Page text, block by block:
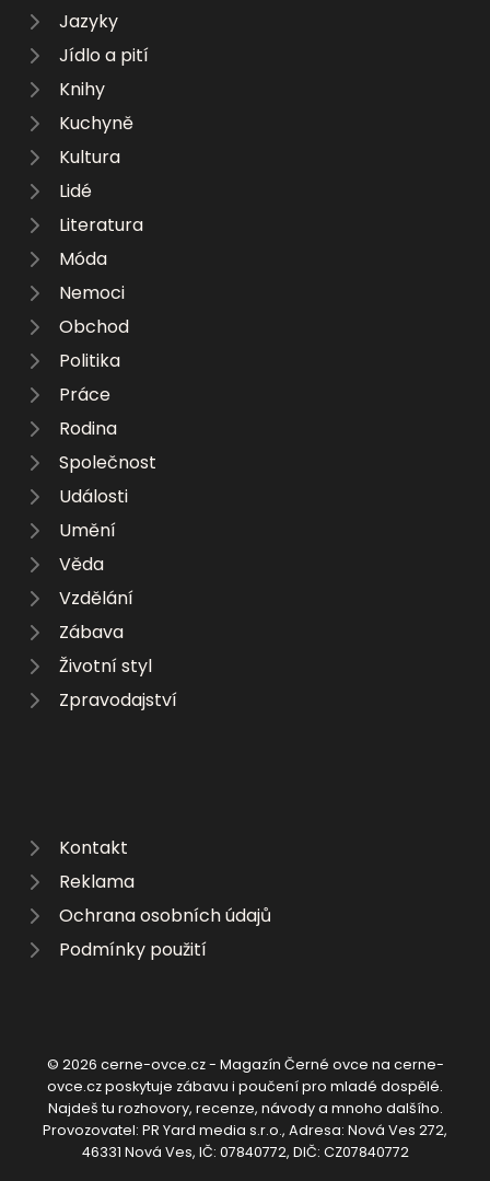
Jazyky
Jídlo a pití
Knihy
Kuchyně
Kultura
Lidé
Literatura
Móda
Nemoci
Obchod
Politika
Práce
Rodina
Společnost
Události
Umění
Věda
Vzdělání
Zábava
Životní styl
Zpravodajství
Kontakt
Reklama
Ochrana osobních údajů
Podmínky použití
© 2026 cerne-ovce.cz - Magazín Černé ovce na cerne-
ovce.cz poskytuje zábavu i poučení pro mladé dospělé.
Najdeš tu rozhovory, recenze, návody a mnoho dalšího.
Provozovatel: PR Yard media s.r.o., Adresa: Nová Ves 272,
46331 Nová Ves, IČ: 07840772, DIČ: CZ07840772